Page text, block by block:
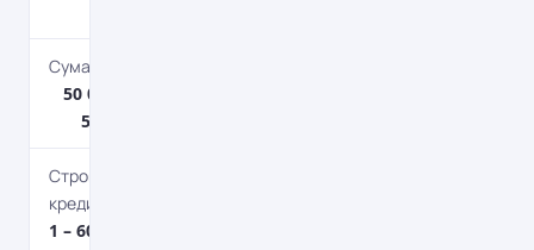
Сума кредиту
50 000 грн. – 2
500 000 грн.
Строк
кредитування
1 – 60 міс.